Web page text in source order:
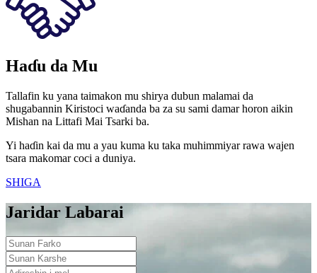
Haɗu da Mu
Tallafin ku yana taimakon mu shirya dubun malamai da
shugabannin Kiristoci waɗanda ba za su sami damar horon aikin
Mishan na Littafi Mai Tsarki ba.
Yi haɗin kai da mu a yau kuma ku taka muhimmiyar rawa wajen
tsara makomar coci a duniya.
SHIGA
Jaridar Labarai